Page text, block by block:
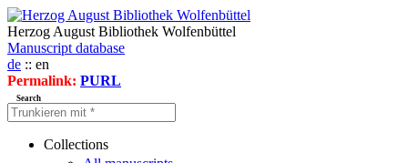
Herzog August Bibliothek Wolfenbüttel
Manuscript database
de :: en
Permalink: PURL
Search
Collections